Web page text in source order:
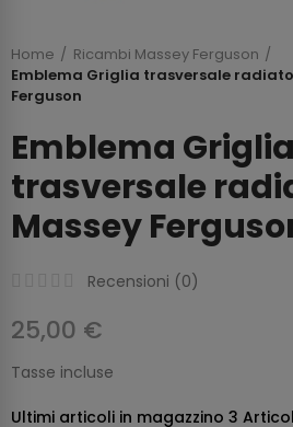
Home
Ricambi Massey Ferguson
Emblema Griglia trasversale
Ferguson
Emblema Griglia
trasversale
Massey
Recensioni (0)
25,00 €
Tasse incluse
Ultimi articoli in magazzino 3